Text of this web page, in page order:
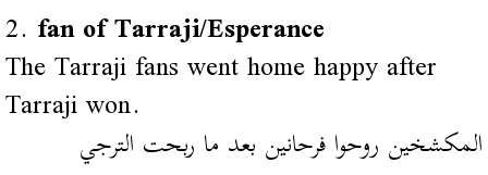
2. fan of Tarraji/Esperance
The Tarraji fans went home happy after
Tarraji won.
المكشخين روحوا فرحانين بعد ما ربحت الترجي